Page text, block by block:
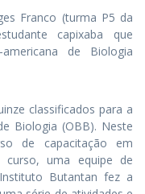
Franco (turma P5 da
capixaba que
de Biologia
classificados para a
Biologia (OBB). Neste
de capacitação em
uma equipe de
Butantan fez a